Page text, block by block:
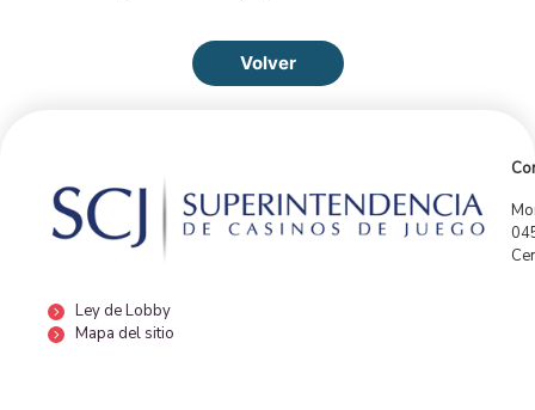
Volver
Ley de Lobby
Mapa del sitio